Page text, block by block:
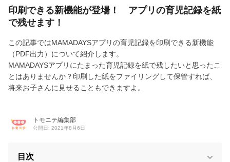
印刷できる新機能が登場！ アプリの育児記録を紙
で残せます！
この記事ではMAMADAYSアプリの育児記録を印刷できる新機能
（PDF出力）について紹介します。
MAMADAYSアプリにたまった育児記録を紙で残したいと思ったこ
とはありませんか？印刷した紙をファイリングして保管すれば、
将来お子さんに見せることもできますよ。
トモニテ編集部
公開日: 2021年8月6日
目次